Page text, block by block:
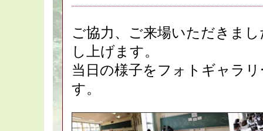
ご協力、ご来場いただきま
し上げます。
当日の様子をフォトギャラ
す。